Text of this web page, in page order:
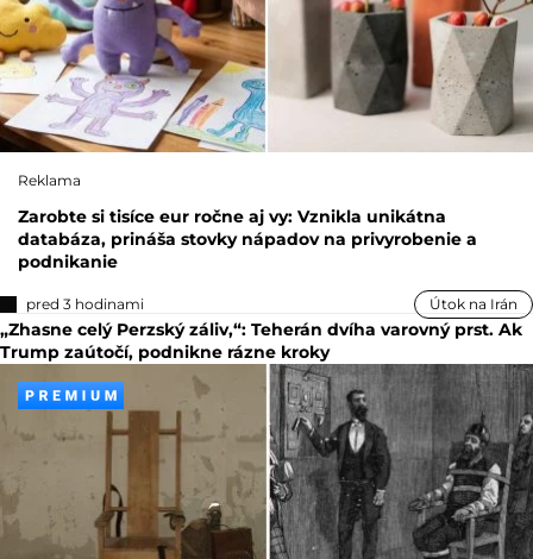
Reklama
Zarobte si tisíce eur ročne aj vy: Vznikla unikátna
databáza, prináša stovky nápadov na privyrobenie a
podnikanie
pred 3 hodinami Útok na Irán
„Zhasne celý Perzský záliv,“: Teherán dvíha varovný prst. Ak
Trump zaútočí, podnikne rázne kroky